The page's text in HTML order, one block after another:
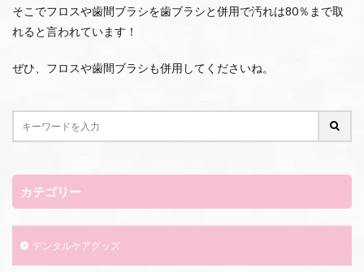
そこでフロスや歯間ブラシを歯ブラシと併用で汚れは80％まで取
れると言われています！
ぜひ、フロスや歯間ブラシも併用してくださいね。
カテゴリー
デンタルケアグッズ